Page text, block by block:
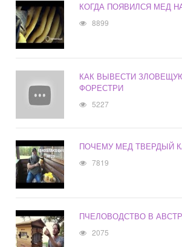
КОГДА ПОЯВИЛСЯ МЕД
8899
КАК ВЫВЕСТИ
ФОРЕСТРИ
5227
ПОЧЕМУ МЕД ТВЕРДЫЙ
7819
ПЧЕЛОВОДСТВО В
2075